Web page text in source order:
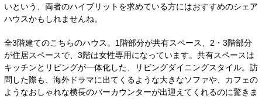
いという、両者のハイブリットを求めている方にはおすすめのシェア
ハウスかもしれませんね。
全3階建てのこちらのハウス。1階部分が共有スペース、2・3階部分
が住居スペースで、3階は女性専用になっています。共有スペースは
キッチンとリビングが一体化した、リビングダイニングスタイル。訪
問した際も、海外ドラマに出てくるような大きなソファや、カフェの
ようなおしゃれな横長のバーカウンターが出迎えてくれるのに驚きま